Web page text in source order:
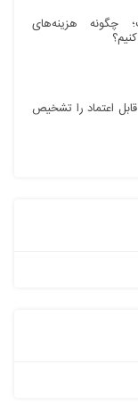
چگونه هزینه‌های
اعتماد را تشخیص